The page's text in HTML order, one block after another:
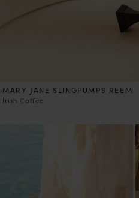
MARY JANE SLINGPUMPS REEM
Irish Coffee